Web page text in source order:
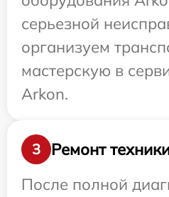
серьезной
организуем
мастерскую в
Arkon.
3
Ремонт
После полной